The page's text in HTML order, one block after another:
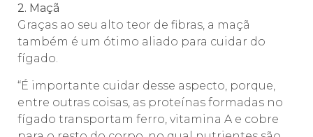
2. Maçã
Graças ao seu alto teor de fibras, a maçã
também é um ótimo aliado para cuidar do
fígado.
“É importante cuidar desse aspecto, porque,
entre outras coisas, as proteínas formadas no
fígado transportam ferro, vitamina A e cobre